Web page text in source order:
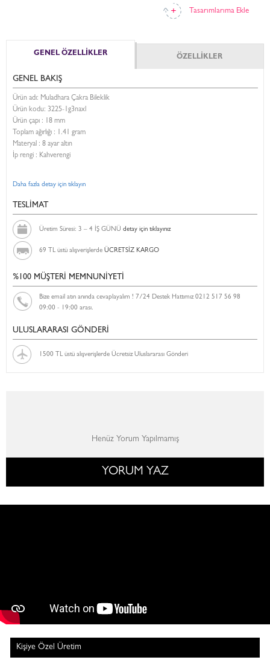
Tasarımlarıma Ekle
GENEL ÖZELLİKLER ÖZELLİKLER
GENEL BAKIŞ
Ürün adı: Muladhara Çakra Bileklik
Ürün kodu: 3225-1g3naxl
Ürün çapı : 18 mm
Toplam ağırlığı : 1.41 gram
Materyal : 8 ayar altın
İp rengi : Kahverengi
Daha fazla detay için tıklayın
TESLİMAT
Üretim Süresi: 3 – 4 İŞ GÜNÜ detay için tıklayınız
69 TL üstü alışverişlerde ÜCRETSİZ KARGO
%100 MÜŞTERİ MEMNUNİYETİ
Bize email atın anında cevaplayalım ! 7/24 Destek Hattımız 0212 517 56 98
09:00 - 19:00 arası.
ULUSLARARASI GÖNDERİ
1500 TL üstü alışverişlerde Ücretsiz Uluslararası Gönderi
Henüz Yorum Yapılmamış
YORUM YAZ
Kişiye Özel Üretim